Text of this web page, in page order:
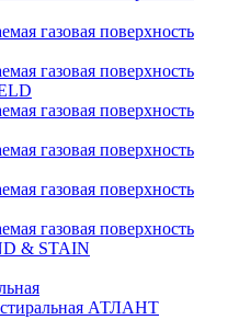
газовая поверхность
газовая поверхность
газовая поверхность
газовая поверхность
газовая поверхность
газовая поверхность
& STAIN
АТЛАНТ